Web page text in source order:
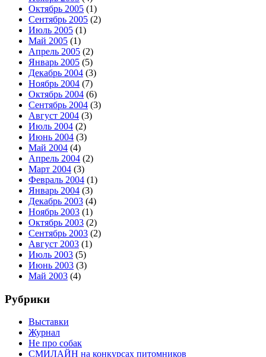
Октябрь 2005 (1)
Сентябрь 2005 (2)
Июль 2005 (1)
Май 2005 (1)
Апрель 2005 (2)
Январь 2005 (5)
Декабрь 2004 (3)
Ноябрь 2004 (7)
Октябрь 2004 (6)
Сентябрь 2004 (3)
Август 2004 (3)
Июль 2004 (2)
Июнь 2004 (3)
Май 2004 (4)
Апрель 2004 (2)
Март 2004 (3)
Февраль 2004 (1)
Январь 2004 (3)
Декабрь 2003 (4)
Ноябрь 2003 (1)
Октябрь 2003 (2)
Сентябрь 2003 (2)
Август 2003 (1)
Июль 2003 (5)
Июнь 2003 (3)
Май 2003 (4)
Рубрики
Выставки
Журнал
Не про собак
СМИЛАЙН на конкурсах питомников